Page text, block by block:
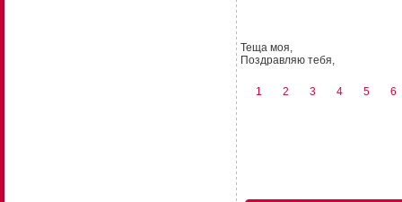
Теща моя,
Поздравляю тебя,
1 2 3 4 5 6